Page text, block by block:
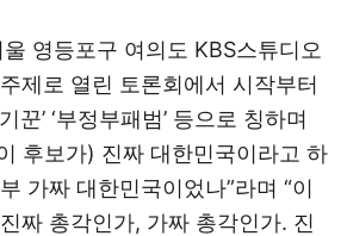
영등포구 여의도 KBS스튜디오
제로 열린 토론회에서 시작부터
꾼’ ‘부정부패범’ 등으로 칭하며
후보가) 진짜 대한민국이라고 하
가짜 대한민국이었나”라며 “이
짜 총각인가, 가짜 총각인가. 진